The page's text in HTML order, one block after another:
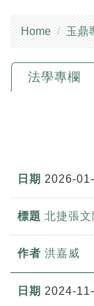
Home 玉鼎
法學專欄
2026-
北捷張
洪嘉威
2024-